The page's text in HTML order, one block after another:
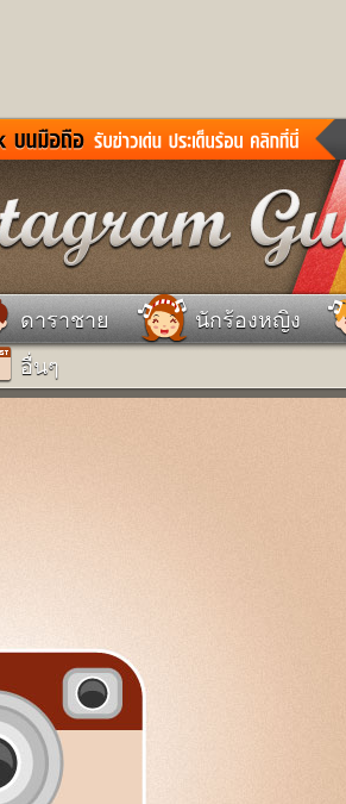
ข่าวสั้น
หนังใหม่
หมากรุกไทย
ทำนายฝัน
ผลบอล
เช็คความเร็วเน็ต
ดาราชาย นักร้องหญิง
อื่นๆ